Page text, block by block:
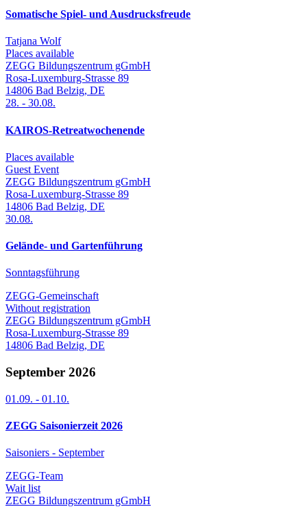
Somatische Spiel- und Ausdrucksfreude
Tatjana Wolf
Places available
ZEGG Bildungszentrum gGmbH
Rosa-Luxemburg-Strasse 89
14806 Bad Belzig, DE
28. - 30.08.
KAIROS-Retreatwochenende
Places available
Guest Event
ZEGG Bildungszentrum gGmbH
Rosa-Luxemburg-Strasse 89
14806 Bad Belzig, DE
30.08.
Gelände- und Gartenführung
Sonntagsführung
ZEGG-Gemeinschaft
Without registration
ZEGG Bildungszentrum gGmbH
Rosa-Luxemburg-Strasse 89
14806 Bad Belzig, DE
September 2026
01.09. - 01.10.
ZEGG Saisonierzeit 2026
Saisoniers - September
ZEGG-Team
Wait list
ZEGG Bildungszentrum gGmbH